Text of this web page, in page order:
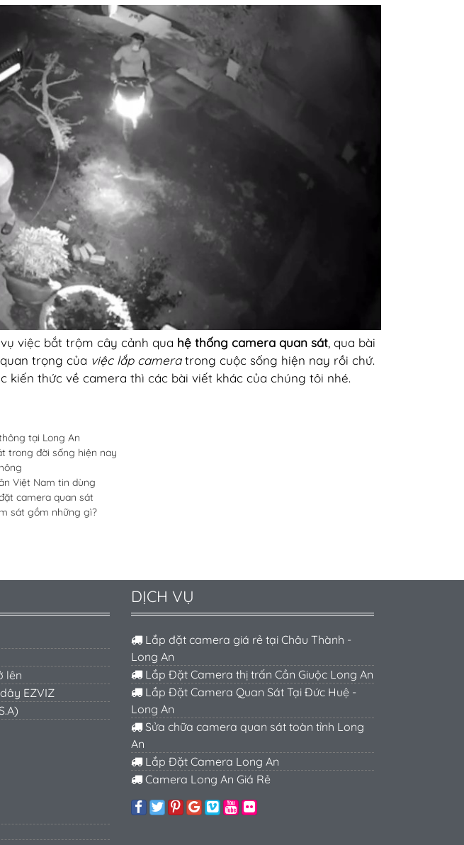
việc bắt trộm cây cảnh qua hệ thống camera quan sát , qua bài
trọng của việc lắp cameratrong cuộc sống hiện nay rồi chứ.
kiến thức về camera thì các bài viết khác của chúng tôi nhé.
tại Long An
trong đời sống hiện nay
Việt Nam tin dùng
camera quan sát
sát gồm những gì?
lên
EZVIZ
DỊCH VỤ
Lắp đặt camera giá rẻ tại Châu Thành -
Long An
Lắp Đặt Camera thị trấn Cần Giuộc Long An
Lắp Đặt Camera Quan Sát Tại Đức Huệ -
Long An
Sửa chữa camera quan sát toàn tỉnh Long
An
Lắp Đặt Camera Long An
Camera Long An Giá Rẻ